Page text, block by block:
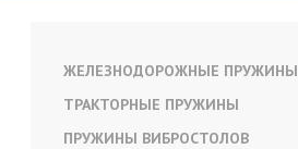
ЖЕЛЕЗНОДОРОЖНЫЕ ПРУЖИНЫ
ТРАКТОРНЫЕ ПРУЖИНЫ
ПРУЖИНЫ ВИБРОСТОЛОВ